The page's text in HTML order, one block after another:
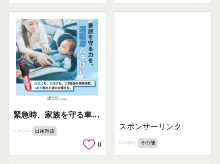
緊急時、家族を守る車載用JIS認証脱出消火ツール
Category 日用雑貨
0
スポンサーリンク
Category その他